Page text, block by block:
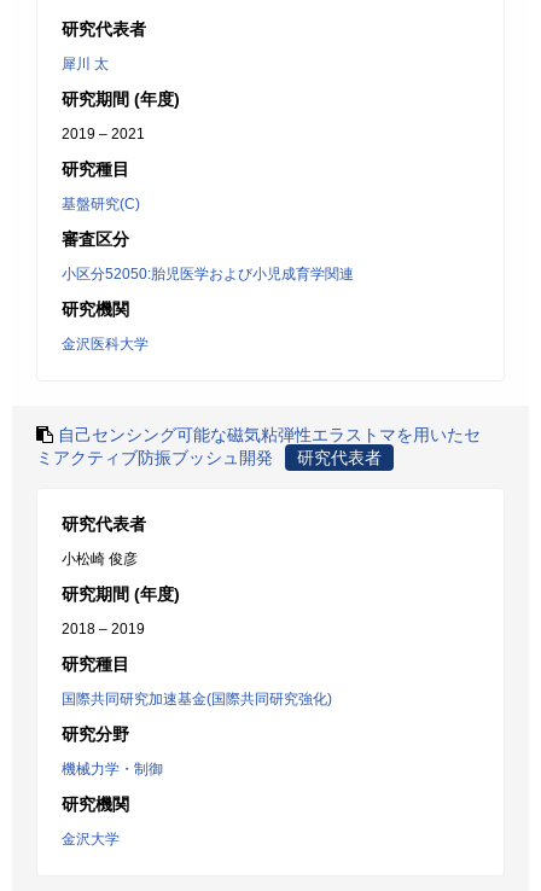
研究代表者
犀川 太
研究期間 (年度)
2019 – 2021
研究種目
基盤研究(C)
審査区分
小区分52050:胎児医学および小児成育学関連
研究機関
金沢医科大学
自己センシング可能な磁気粘弾性エラストマを用いたセ
ミアクティブ防振ブッシュ開発
研究代表者
研究代表者
小松崎 俊彦
研究期間 (年度)
2018 – 2019
研究種目
国際共同研究加速基金(国際共同研究強化)
研究分野
機械力学・制御
研究機関
金沢大学